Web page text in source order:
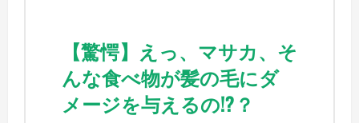
【驚愕】えっ、マサカ、そ
んな食べ物が髪の毛にダ
メージを与えるの!?？